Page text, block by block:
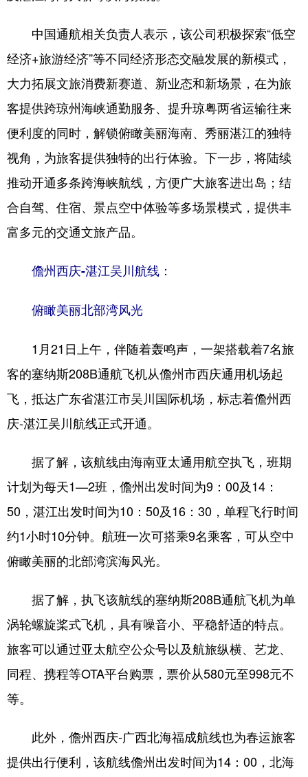
中国通航相关负责人表示，该公司积极探索“低空
经济+旅游经济”等不同经济形态交融发展的新模式，
大力拓展文旅消费新赛道、新业态和新场景，在为旅
客提供跨琼州海峡通勤服务、提升琼粤两省运输往来
便利度的同时，解锁俯瞰美丽海南、秀丽湛江的独特
视角，为旅客提供独特的出行体验。下一步，将陆续
推动开通多条跨海峡航线，方便广大旅客进出岛；结
合自驾、住宿、景点空中体验等多场景模式，提供丰
富多元的交通文旅产品。
儋州西庆-湛江吴川航线：
俯瞰美丽北部湾风光
1月21日上午，伴随着轰鸣声，一架搭载着7名旅
客的塞纳斯208B通航飞机从儋州市西庆通用机场起
飞，抵达广东省湛江市吴川国际机场，标志着儋州西
庆-湛江吴川航线正式开通。
据了解，该航线由海南亚太通用航空执飞，班期
计划为每天1—2班，儋州出发时间为9：00及14：
50，湛江出发时间为10：50及16：30，单程飞行时间
约1小时10分钟。航班一次可搭乘9名乘客，可从空中
俯瞰美丽的北部湾滨海风光。
据了解，执飞该航线的塞纳斯208B通航飞机为单
涡轮螺旋桨式飞机，具有噪音小、平稳舒适的特点。
旅客可以通过亚太航空公众号以及航旅纵横、艺龙、
同程、携程等OTA平台购票，票价从580元至998元不
等。
此外，儋州西庆-广西北海福成航线也为春运旅客
提供出行便利，该航线儋州出发时间为14：00，北海